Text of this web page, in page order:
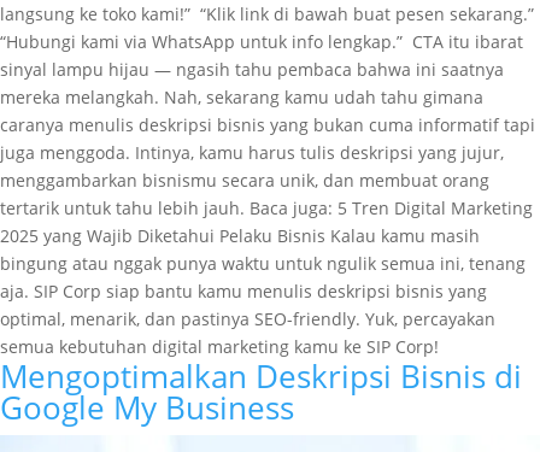
langsung ke toko kami!” “Klik link di bawah buat pesen sekarang.”
“Hubungi kami via WhatsApp untuk info lengkap.” CTA itu ibarat
sinyal lampu hijau — ngasih tahu pembaca bahwa ini saatnya
mereka melangkah. Nah, sekarang kamu udah tahu gimana
caranya menulis deskripsi bisnis yang bukan cuma informatif tapi
juga menggoda. Intinya, kamu harus tulis deskripsi yang jujur,
menggambarkan bisnismu secara unik, dan membuat orang
tertarik untuk tahu lebih jauh. Baca juga: 5 Tren Digital Marketing
2025 yang Wajib Diketahui Pelaku Bisnis Kalau kamu masih
bingung atau nggak punya waktu untuk ngulik semua ini, tenang
aja. SIP Corp siap bantu kamu menulis deskripsi bisnis yang
optimal, menarik, dan pastinya SEO-friendly. Yuk, percayakan
semua kebutuhan digital marketing kamu ke SIP Corp!
Mengoptimalkan Deskripsi Bisnis di
Google My Business